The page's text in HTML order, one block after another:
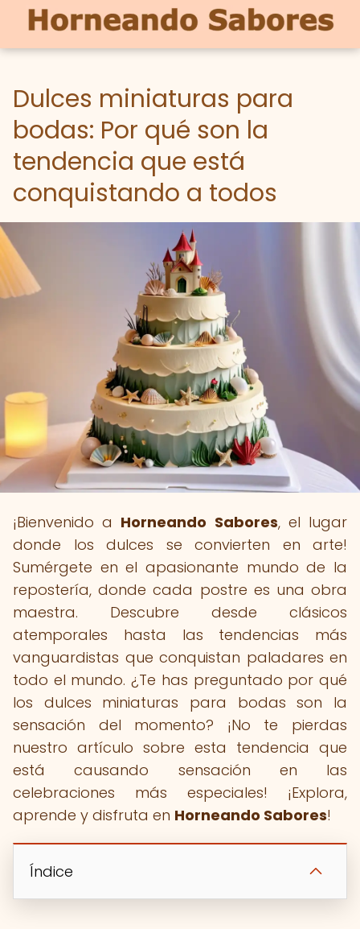
Dulces miniaturas para
bodas: Por qué son la
tendencia que está
conquistando a todos
¡Bienvenido a Horneando Sabores, el lugar
donde los dulces se convierten en arte!
Sumérgete en el apasionante mundo de la
repostería, donde cada postre es una obra
maestra. Descubre desde clásicos
atemporales hasta las tendencias más
vanguardistas que conquistan paladares en
todo el mundo. ¿Te has preguntado por qué
los dulces miniaturas para bodas son la
sensación del momento? ¡No te pierdas
nuestro artículo sobre esta tendencia que
está causando sensación en las
celebraciones más especiales! ¡Explora,
aprende y disfruta en Horneando Sabores!
Índice